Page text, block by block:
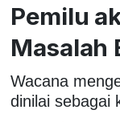
Pemilu
Masalah
Wacana
dinilai sebagai